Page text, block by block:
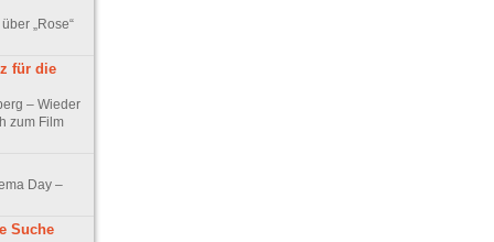
„Rose“
für die
– Wieder
zum Film
Day –
Suche